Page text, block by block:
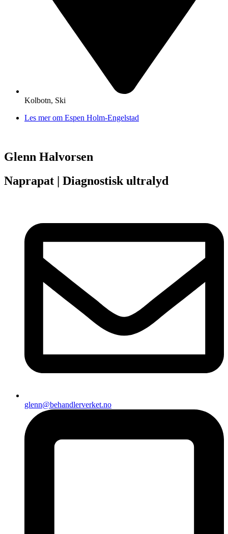
Kolbotn, Ski
Les mer om Espen Holm-Engelstad
Glenn Halvorsen
Naprapat | Diagnostisk ultralyd
glenn@behandlerverket.no